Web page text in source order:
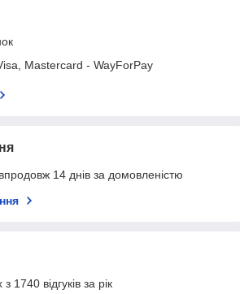
Mastercard - WayForPay
14 днів за домовленістю
1740 відгуків за рік